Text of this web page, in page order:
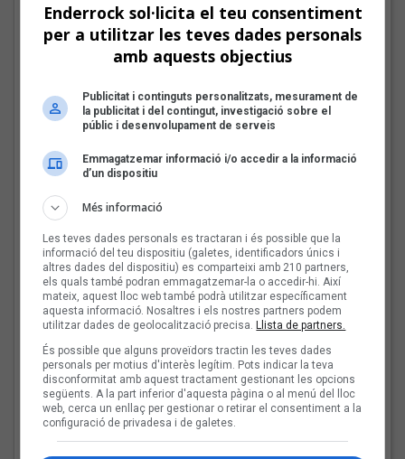
País Valencià i les Illes Balears | Fotografia original de Maria Fernanda
Aitor Rodero: «No es pot vetar el
dret a la informació i ha de venir
donat per una mirada plural»
Conversem amb l'impulsor de l''Anuari 2025 de Professionals
de la fotografia de concerts de Catalunya, País Valencià i les
Illes Balears'
Les veus dels himnes del
futbol català: Deskarats
Mark Boske: «No
m’agrada etiquetar-me
de cantautor»
Enderrock sol·licita el teu consentiment
per a utilitzar les teves dades personals
amb aquests objectius
Publicitat i continguts personalitzats, mesurament de
la publicitat i del contingut, investigació sobre el
públic i desenvolupament de serveis
Emmagatzemar informació i/o accedir a la informació
d’un dispositiu
Més informació
Les teves dades personals es tractaran i és possible que la
informació del teu dispositiu (galetes, identificadors únics i
altres dades del dispositiu) es comparteixi amb 210 partners,
els quals també podran emmagatzemar-la o accedir-hi. Així
mateix, aquest lloc web també podrà utilitzar específicament
aquesta informació. Nosaltres i els nostres partners podem
utilitzar dades de geolocalització precisa.Llista de partners.
És possible que alguns proveïdors tractin les teves dades
personals per motius d'interès legítim. Pots indicar la teva
disconformitat amb aquest tractament gestionant les opcions
següents. A la part inferior d'aquesta pàgina o al menú del lloc
web, cerca un enllaç per gestionar o retirar el consentiment a la
configuració de privadesa i de galetes.